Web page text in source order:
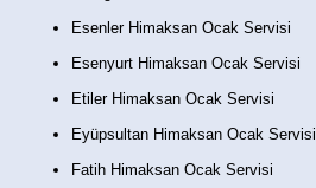
Esenler Himaksan Ocak Servisi
Esenyurt Himaksan Ocak Servisi
Etiler Himaksan Ocak Servisi
Eyüpsultan Himaksan Ocak Servisi
Fatih Himaksan Ocak Servisi